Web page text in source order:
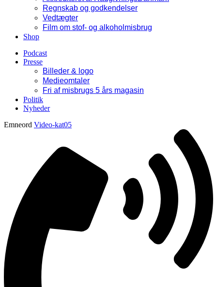
Regnskab og godkendelser
Vedtægter
Film om stof- og alkoholmisbrug
Shop
Podcast
Presse
Billeder & logo
Medieomtaler
Fri af misbrugs 5 års magasin
Politik
Nyheder
Emneord Video-kat05